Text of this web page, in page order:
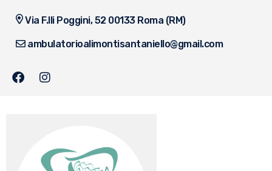
Via F.lli Poggini, 52 00133 Roma (RM)
ambulatorioalimontisantaniello@gmail.com